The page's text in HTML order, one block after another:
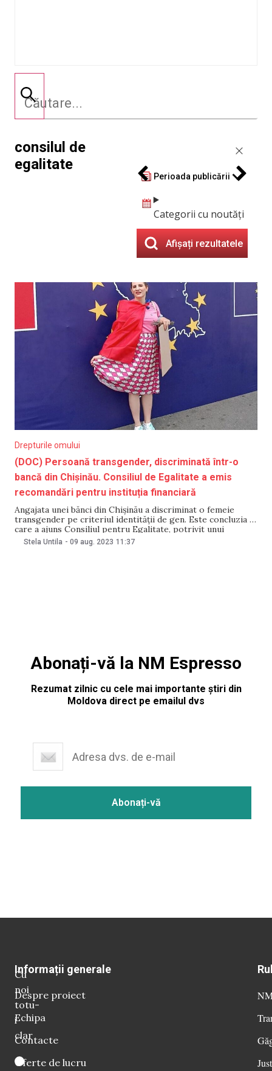
consilul de
egalitate
Perioada publicării
Categorii cu noutăți
Afișați rezultatele
Drepturile omului
(DOC) Persoană transgender, discriminată într-o
bancă din Chișinău. Consiliul de Egalitate a emis
recomandări pentru instituția financiară
Angajata unei bănci din Chișinău a discriminat o femeie
transgender pe criteriul identității de gen. Este concluzia la
care a ajuns Consiliul pentru Egalitate, potrivit unui
document care a ajuns în posesia NewsMaker.
Reprezentanții instituției au recomandat conducerii băncii
Stela Untila - 09 aug. 2023 11:37
Abonați-vă la NM Espresso
Rezumat zilnic cu cele mai importante știri din
Moldova direct pe emailul dvs
Cu
noi
totu-
i
clar
Informații generale
Despre proiect
Echipa
Contacte
Oferte de lucru